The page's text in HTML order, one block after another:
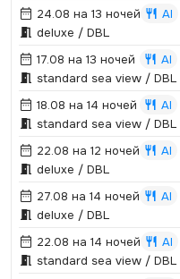
24.08 на 13 ночей
AI
deluxe / DBL
17.08 на 13 ночей
AI
standard sea view / DBL
18.08 на 14 ночей
AI
standard sea view / DBL
22.08 на 12 ночей
AI
deluxe / DBL
27.08 на 14 ночей
AI
deluxe / DBL
22.08 на 14 ночей
AI
standard sea view / DBL